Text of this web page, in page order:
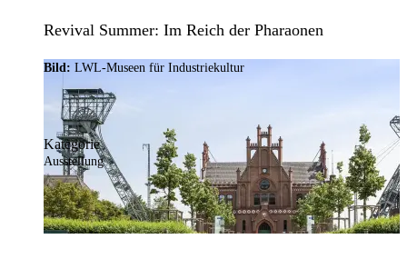
Revival Summer: Im Reich der Pharaonen
Bild: LWL-Museen für Industriekultur
Kategorie
Ausstellung